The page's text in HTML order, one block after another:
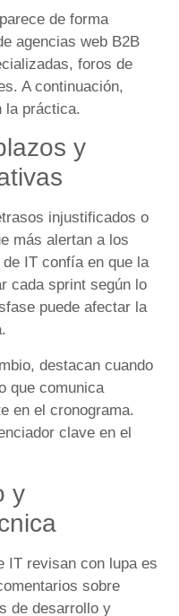
de forma
agencias web B2B
foros de
A continuación,
la práctica.
y
injustificados o
más alertan a los
IT confía en que la
cada sprint según lo
puede afectar la
destacan cuando
que comunica
en el cronograma.
clave en el
y
IT revisan con lupa es
sobre
de desarrollo y